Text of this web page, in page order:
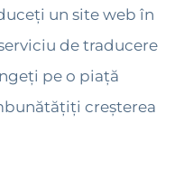
un site web în
de traducere
pe o piață
creșterea